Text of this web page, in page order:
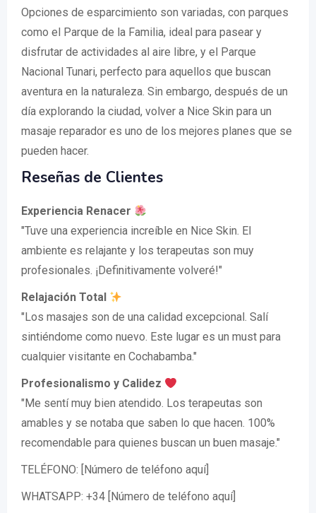
Opciones de esparcimiento son variadas, con parques
como el Parque de la Familia, ideal para pasear y
disfrutar de actividades al aire libre, y el Parque
Nacional Tunari, perfecto para aquellos que buscan
aventura en la naturaleza. Sin embargo, después de un
día explorando la ciudad, volver a Nice Skin para un
masaje reparador es uno de los mejores planes que se
pueden hacer.
Reseñas de Clientes
Experiencia Renacer
"Tuve una experiencia increíble en Nice Skin. El
ambiente es relajante y los terapeutas son muy
profesionales. ¡Definitivamente volveré!"
Relajación Total
"Los masajes son de una calidad excepcional. Salí
sintiéndome como nuevo. Este lugar es un must para
cualquier visitante en Cochabamba."
Profesionalismo y Calidez
"Me sentí muy bien atendido. Los terapeutas son
amables y se notaba que saben lo que hacen. 100%
recomendable para quienes buscan un buen masaje."
TELÉFONO: [Número de teléfono aquí]
WHATSAPP: +34 [Número de teléfono aquí]